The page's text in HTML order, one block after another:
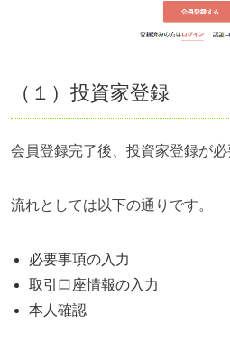
（１）投資家登録
会員登録完了後、投資家登録が必
流れとしては以下の通りです。
必要事項の入力
取引口座情報の入力
本人確認